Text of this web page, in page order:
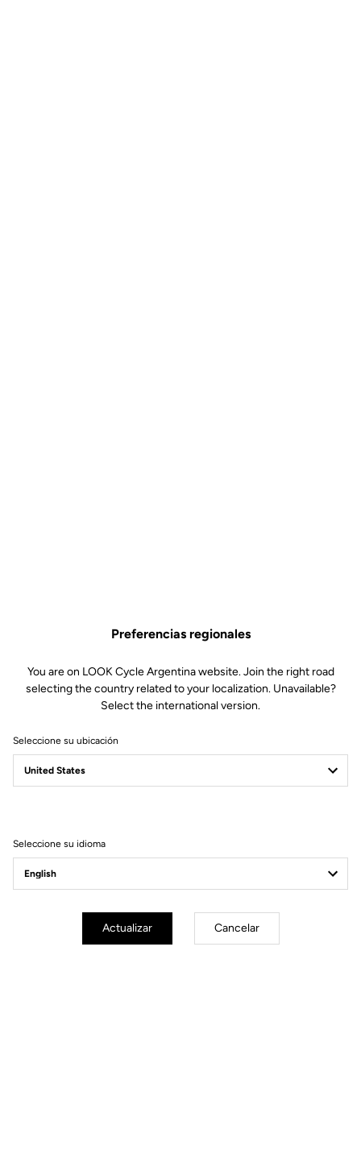
Race
Preferencias regionales
You are on LOOK Cycle Argentina website. Join the right road
selecting the country related to your localization. Unavailable?
Select the international version.
Seleccione su ubicación
Seleccione su idioma
Actualizar Cancelar